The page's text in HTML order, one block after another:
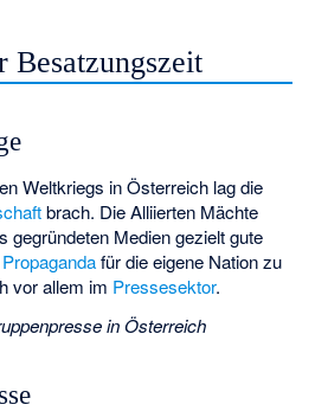
Besatzungszeit
Weltkriegs in Österreich lag die
brach. Die Alliierten Mächte
gegründeten Medien gezielt gute
Propagandafür die eigene Nation zu
vor allem im Pressesektor.
in Österreich